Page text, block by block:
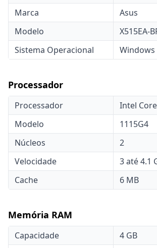
Marca
Asus
Modelo
X515EA-
Sistema Operacional
Windows
Processador
Processador
Intel
Modelo
1115G4
Núcleos
2
Velocidade
3 até 4.1
Cache
6 MB
Memória RAM
Capacidade
4 GB